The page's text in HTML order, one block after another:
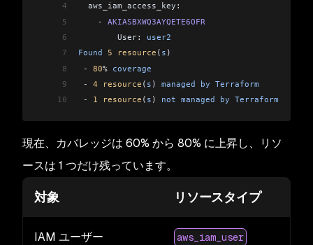
4
  aws_iam_access_key:
5
    -
AKIASBXWQ3AYQETE6OFR
6
        User:
user2
7
Found 5 resource ( s )
8
- 80% coverage
9
- 4 resource ( s ) managed by Terraform
10
- 1 resource ( s ) not managed by Terraform
現在、カバレッジは 60% から 80% に上昇し、リソ
ースは 1 つだけ残っています。
対象 リソースタイプ
IAM ユーザー aws_iam_user